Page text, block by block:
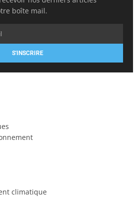
boîte mail.
S'INSCRIRE
climatique